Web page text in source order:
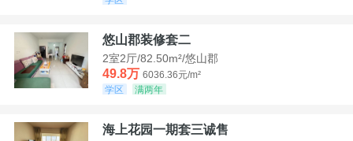
悠山郡装修套二
2室2厅/82.50m²/悠山郡
49.8万 6036.36元/m²
学区
满两年
海上花园一期套三诚售